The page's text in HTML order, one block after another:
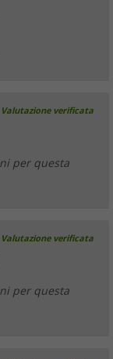
Valutazione verificata
per questa
Valutazione verificata
per questa